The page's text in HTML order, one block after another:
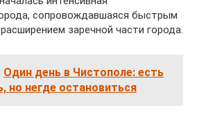
сопровождавшаяся быстрым
заречной части города.
Один день в Чистополе: есть
но негде остановиться